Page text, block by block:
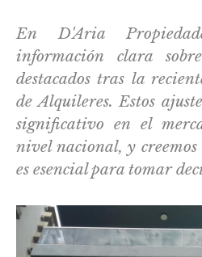
En D'Aria
información clara
destacados tras la
de Alquileres. Estos
significativo en el
nivel nacional, y
es esencial para tomar